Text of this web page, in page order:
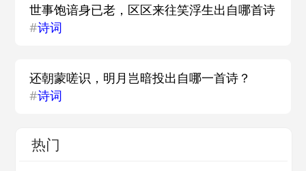
世事饱谙身已老，区区来往笑浮生出自哪首诗
#诗词
还朝蒙嗟识，明月岂暗投出自哪一首诗？
#诗词
热门